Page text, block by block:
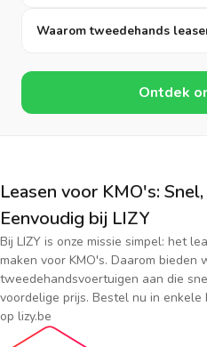
Waarom tweedehands
Ontdek
Leasen voor KMO's:
Eenvoudig bij LIZY
Bij LIZY is onze missie simpel: het
maken voor KMO's. Daarom
tweedehandsvoertuigen aan die
voordelige prijs. Bestel nu in
op lizy.be